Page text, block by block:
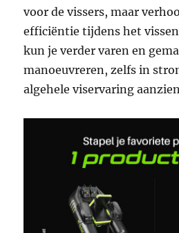
voor de vissers, maar
efficiëntie tijdens het
kun je verder varen en
manoeuvreren, zelfs in
algehele viservaring